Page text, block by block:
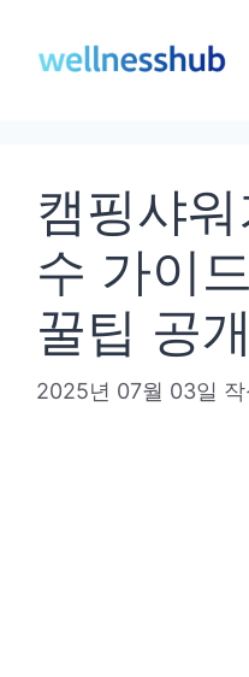
캠핑샤
수 가이
꿀팁 공개
2025년 07월 03일